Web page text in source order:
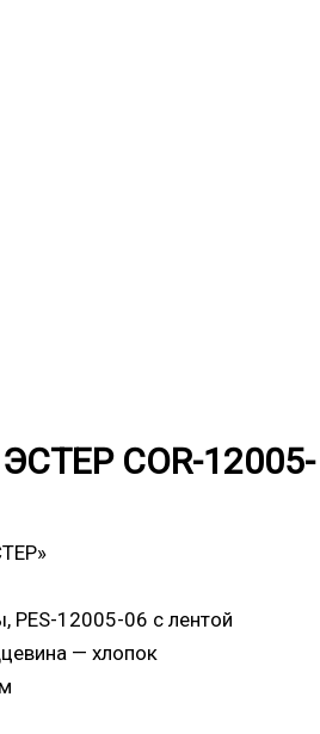
COR-12005-
PES-12005-06 с лентой
— хлопок